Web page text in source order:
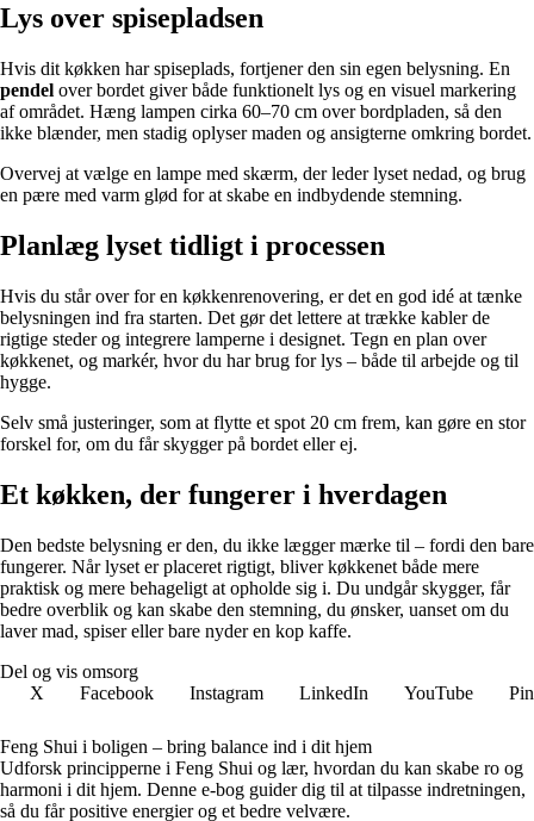
Lys over spisepladsen
Hvis dit køkken har spiseplads, fortjener den sin egen belysning. En
pendel over bordet giver både funktionelt lys og en visuel markering
af området. Hæng lampen cirka 60–70 cm over bordpladen, så den
ikke blænder, men stadig oplyser maden og ansigterne omkring bordet.
Overvej at vælge en lampe med skærm, der leder lyset nedad, og brug
en pære med varm glød for at skabe en indbydende stemning.
Planlæg lyset tidligt i processen
Hvis du står over for en køkkenrenovering, er det en god idé at tænke
belysningen ind fra starten. Det gør det lettere at trække kabler de
rigtige steder og integrere lamperne i designet. Tegn en plan over
køkkenet, og markér, hvor du har brug for lys – både til arbejde og til
hygge.
Selv små justeringer, som at flytte et spot 20 cm frem, kan gøre en stor
forskel for, om du får skygger på bordet eller ej.
Et køkken, der fungerer i hverdagen
Den bedste belysning er den, du ikke lægger mærke til – fordi den bare
fungerer. Når lyset er placeret rigtigt, bliver køkkenet både mere
praktisk og mere behageligt at opholde sig i. Du undgår skygger, får
bedre overblik og kan skabe den stemning, du ønsker, uanset om du
laver mad, spiser eller bare nyder en kop kaffe.
Del og vis omsorg
X
Facebook Instagram LinkedIn YouTube
Feng Shui i boligen – bring balance ind i dit hjem
Udforsk principperne i Feng Shui og lær, hvordan du kan skabe ro og
harmoni i dit hjem. Denne e-bog guider dig til at tilpasse indretningen,
så du får positive energier og et bedre velvære.